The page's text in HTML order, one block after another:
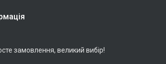
замовлення, великий вибір!